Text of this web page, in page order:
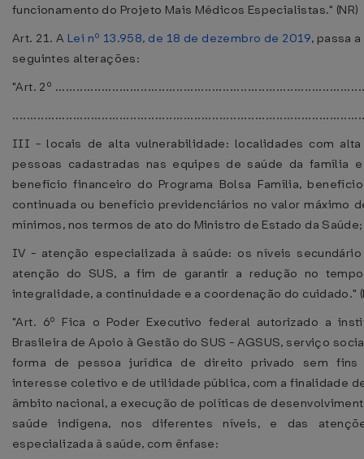
funcionamento do Projeto Mais Médicos Especialistas." (NR)
Art. 21. A Lei nº 13.958, de 18 de dezembro de 2019, passa
seguintes alterações:
"Art. 2º
III - locais de alta vulnerabilidade: localidades com
pessoas cadastradas nas equipes de saúde da família
benefício financeiro do Programa Bolsa Família,
continuada ou benefício previdenciários no valor máximo
mínimos, nos termos de ato do Ministro de Estado da
IV - atenção especializada à saúde: os níveis
atenção do SUS, a fim de garantir a redução no
integralidade, a continuidade e a coordenação do cuidado."
"Art. 6º Fica o Poder Executivo federal autorizado a
Brasileira de Apoio à Gestão do SUS - AGSUS, serviço
forma de pessoa jurídica de direito privado sem fins
interesse coletivo e de utilidade pública, com a finalidade
âmbito nacional, a execução de políticas de
saúde indígena, nos diferentes níveis, e das
especializada à saúde, com ênfase: